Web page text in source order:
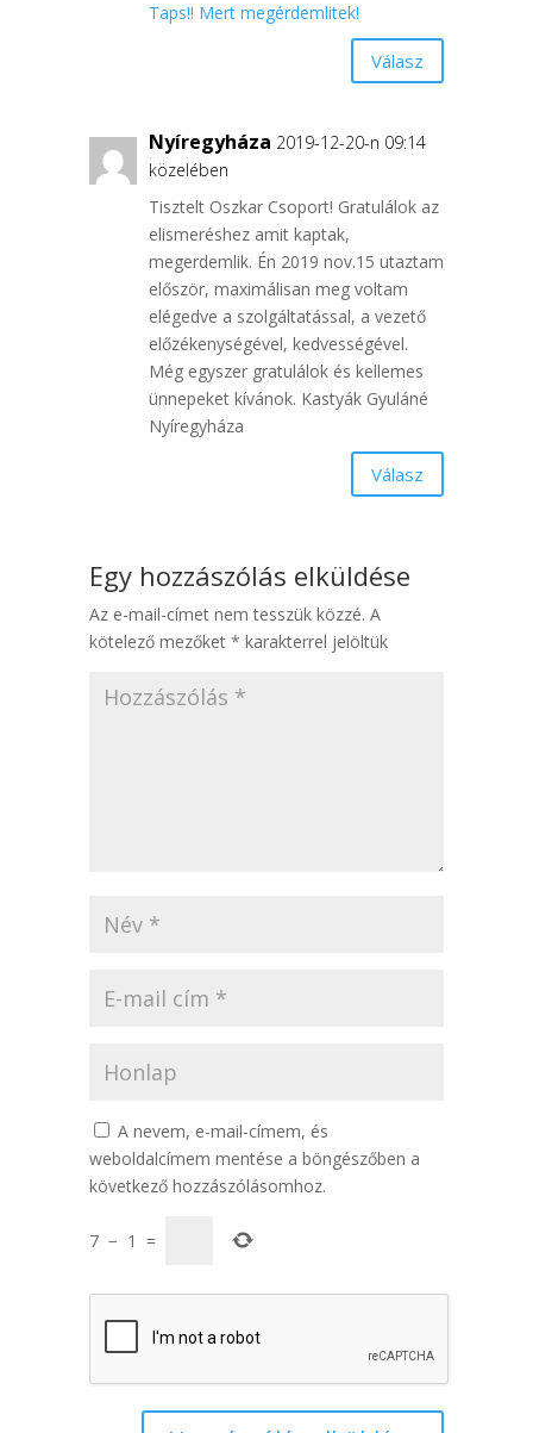
Taps!! Mert megérdemlitek!
Válasz
Nyíregyháza 2019-12-20-n 09:14
közelében
Tisztelt Oszkar Csoport! Gratulálok az
elismeréshez amit kaptak,
megerdemlik. Én 2019 nov.15 utaztam
először, maximálisan meg voltam
elégedve a szolgáltatással, a vezető
előzékenységével, kedvességével.
Még egyszer gratulálok és kellemes
ünnepeket kívánok. Kastyák Gyuláné
Nyíregyháza
Válasz
Egy hozzászólás elküldése
Az e-mail-címet nem tesszük közzé. A
kötelező mezőket * karakterrel jelöltük
A nevem, e-mail-címem, és
weboldalcímem mentése a böngészőben a
következő hozzászólásomhoz.
7 − 1 =